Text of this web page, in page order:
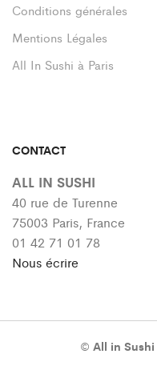
Conditions générales
Mentions Légales
All In Sushi à Paris
CONTACT
ALL IN SUSHI
40 rue de Turenne
75003 Paris, France
01 42 71 01 78
Nous écrire
© All in Sushi